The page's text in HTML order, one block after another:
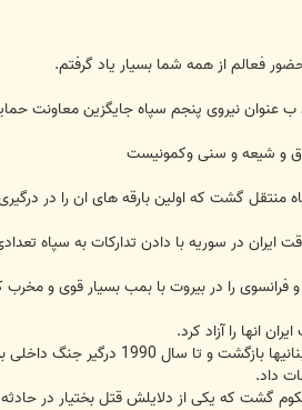
نیروی پنجم سپاه جایگزین معاونت
و شیعه و سنی وکمونیست
گشت که اولین بارقه های ان را در
در سوریه با دادن تدارکات به سپاه تعدادی
و فرانسوی را در بیروت با بمب بسیار قوی
انها را آزاد کرد.
طائف صلح و بازسازی در ان برقرار گشت.
داد.
گشت که یکی از دلایلش قتل بختیار در